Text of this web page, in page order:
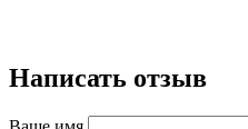
Написать отзыв